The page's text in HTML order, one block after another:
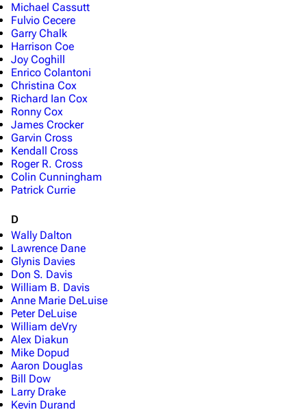
Michael Cassutt
Fulvio Cecere
Garry Chalk
Harrison Coe
Joy Coghill
Enrico Colantoni
Christina Cox
Richard Ian Cox
Ronny Cox
James Crocker
Garvin Cross
Kendall Cross
Roger R. Cross
Colin Cunningham
Patrick Currie
D
Wally Dalton
Lawrence Dane
Glynis Davies
Don S. Davis
William B. Davis
Anne Marie DeLuise
Peter DeLuise
William deVry
Alex Diakun
Mike Dopud
Aaron Douglas
Bill Dow
Larry Drake
Kevin Durand